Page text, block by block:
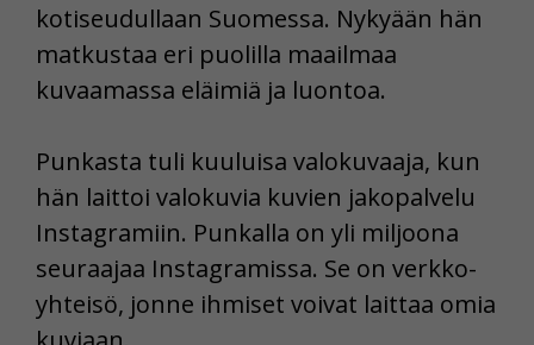
kotiseudullaan Suomessa. Nykyään hän
matkustaa eri puolilla maailmaa
kuvaamassa eläimiä ja luontoa.
Punkasta tuli kuuluisa valokuvaaja, kun
hän laittoi valokuvia kuvien jakopalvelu
Instagramiin. Punkalla on yli miljoona
seuraajaa Instagramissa. Se on verkko-
yhteisö, jonne ihmiset voivat laittaa omia